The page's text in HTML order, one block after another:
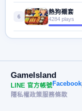
6
熱狗襯套
4284 plays
GameIsland
LINE 官方帳號Facebook
隱私權政策服務條款